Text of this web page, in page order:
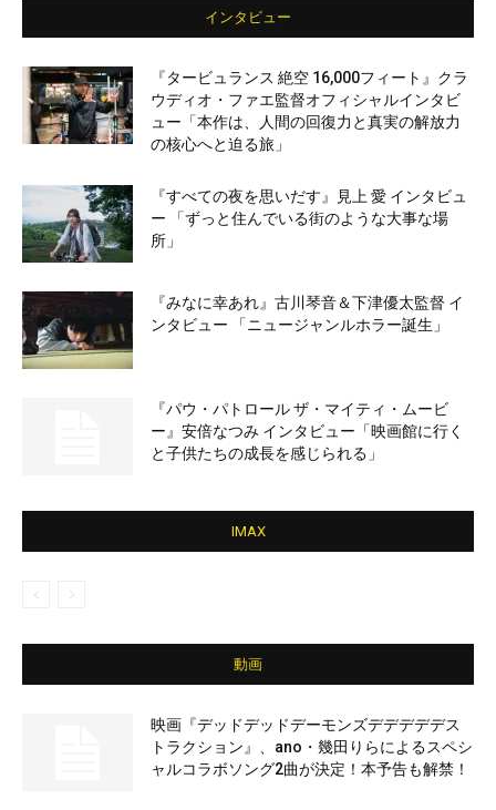
インタビュー
『タービュランス 絶空 16,000フィート』クラ
ウディオ・ファエ監督オフィシャルインタビ
ュー「本作は、人間の回復力と真実の解放力
の核心へと迫る旅」
『すべての夜を思いだす』見上 愛 インタビュ
ー 「ずっと住んでいる街のような大事な場
所」
『みなに幸あれ』古川琴音＆下津優太監督 イ
ンタビュー 「ニュージャンルホラー誕生」
『パウ・パトロール ザ・マイティ・ムービ
ー』安倍なつみ インタビュー「映画館に行く
と子供たちの成長を感じられる」
IMAX
動画
映画『デッドデッドデーモンズデデデデデス
トラクション』、ano・幾田りらによるスペシ
ャルコラボソング2曲が決定！本予告も解禁！